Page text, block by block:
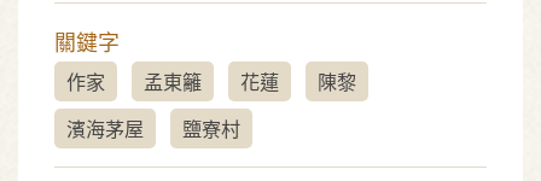
關鍵字
作家 孟東籬 花蓮
陳黎
濱海茅屋
鹽寮村